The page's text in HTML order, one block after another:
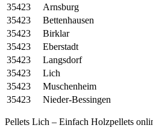
35423
Arnsburg
35423
Bettenhausen
35423
Birklar
35423
Eberstadt
35423
Langsdorf
35423
Lich
35423
Muschenheim
35423
Nieder-Bessingen
Pellets Lich – Einfach Holzpellets